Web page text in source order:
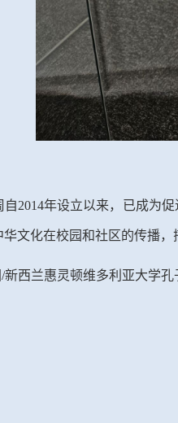
自2014年设立以来，已成为
文化在校园和社区的传播，
西兰惠灵顿维多利亚大学孔